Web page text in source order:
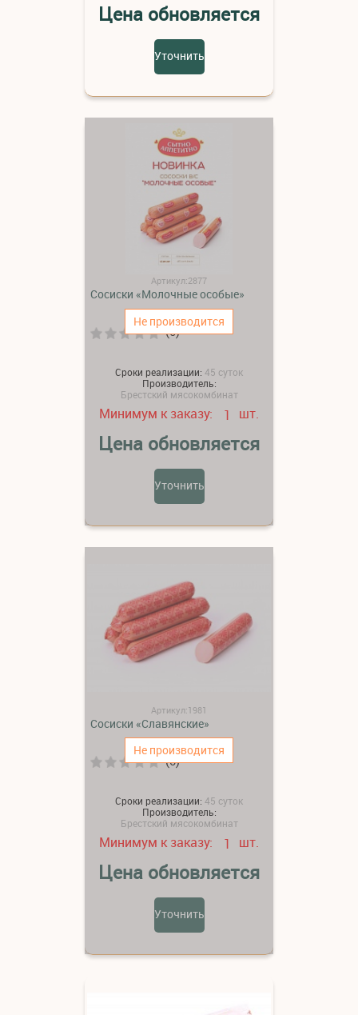
Цена обновляется
Уточнить
Не производится
Артикул:2877
Сосиски «Молочные особые»
(0)
Сроки реализации: 45 суток
Производитель:
Брестский мясокомбинат
Минимум к заказу: 1 шт.
Цена обновляется
Уточнить
Не производится
Артикул:1981
Сосиски «Славянские»
(0)
Сроки реализации: 45 суток
Производитель:
Брестский мясокомбинат
Минимум к заказу: 1 шт.
Цена обновляется
Уточнить